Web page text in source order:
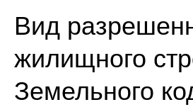
Вид
жилищного
Земельного